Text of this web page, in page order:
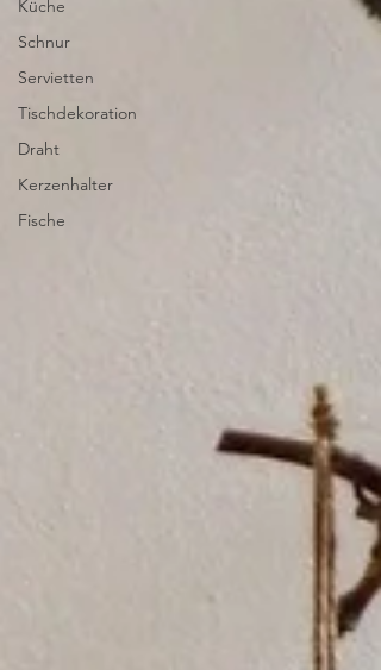
Küche
Schnur
Servietten
Tischdekoration
Draht
Kerzenhalter
Fische